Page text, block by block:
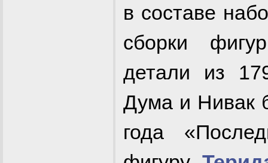
в составе
сборки
детали из
Дума и Нивак
года